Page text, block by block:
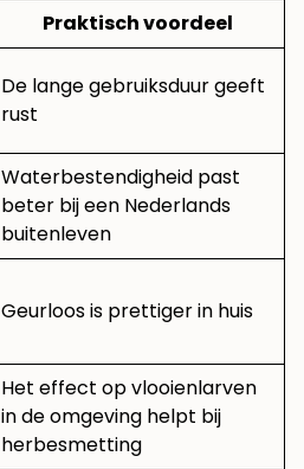
Praktisch voordeel
De lange gebruiksduur geeft
rust
Waterbestendigheid past
beter bij een Nederlands
buitenleven
Geurloos is prettiger in huis
Het effect op vlooienlarven
in de omgeving helpt bij
herbesmetting